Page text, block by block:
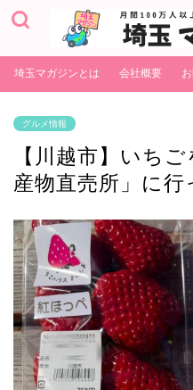
埼玉マガジンとは 会社概要
グルメ情報
【川越市】いち
産物直売所」に